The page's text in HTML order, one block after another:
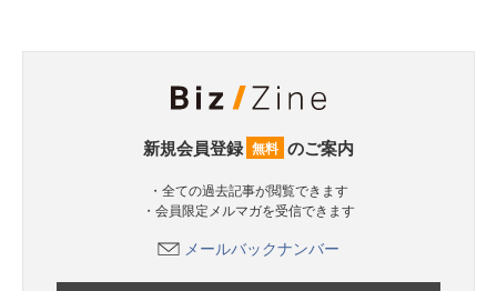
新規会員登録 無料 のご案内
・全ての過去記事が閲覧できます
・会員限定メルマガを受信できます
メールバックナンバー